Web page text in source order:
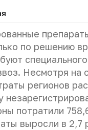
по решению
Несмотря на
регионов
потратили
выросли в 2,7